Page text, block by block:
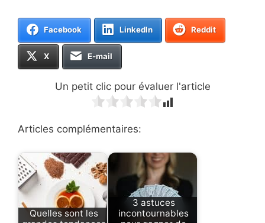
Facebook LinkedIn Reddit
X E-mail
Un petit clic pour évaluer l'article
Articles complémentaires:
Quelles sont les
3 astuces
incontournables